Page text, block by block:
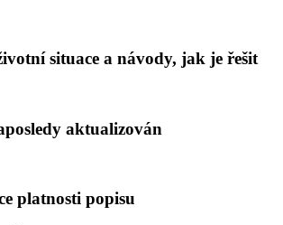
situace a návody, jak je řešit
aktualizován
platnosti popisu